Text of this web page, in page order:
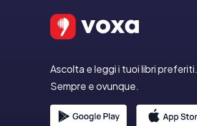
Ascolta e leggi i tuoi libri preferiti.
Sempre e ovunque.